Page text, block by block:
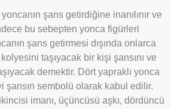
şans getirdiğine inanılınır ve
bu sebepten yonca figürleri
şans getirmesi dışında onlarca
taşıyacak bir kişi şansını ve
demektir. Dört yapraklı yonca
şansın sembolü olarak kabul edilir.
imanı, üçüncüsü aşkı, dördüncü